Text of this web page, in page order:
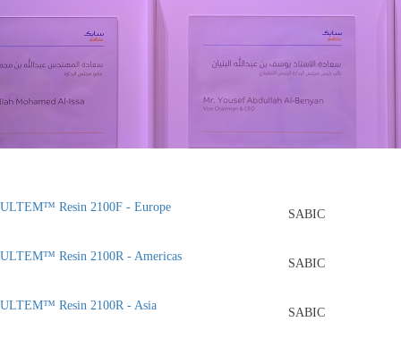
ULTEM™ Resin 2100F - Europe
SABIC
ULTEM™ Resin 2100R - Americas
SABIC
ULTEM™ Resin 2100R - Asia
SABIC